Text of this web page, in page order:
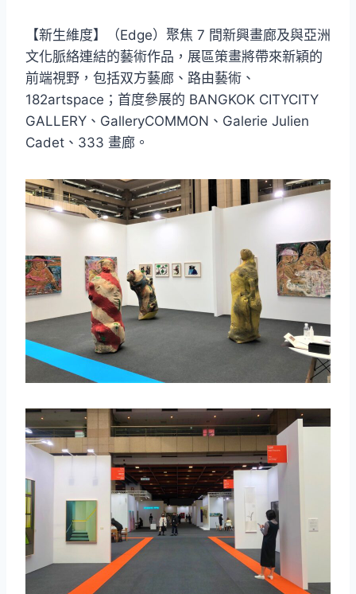
【新生維度】（Edge）聚焦 7 間新興畫廊及與亞洲
文化脈絡連結的藝術作品，展區策畫將帶來新穎的
前端視野，包括双方藝廊、路由藝術、
182artspace；首度參展的 BANGKOK CITYCITY
GALLERY、GalleryCOMMON、Galerie Julien
Cadet、333 畫廊。